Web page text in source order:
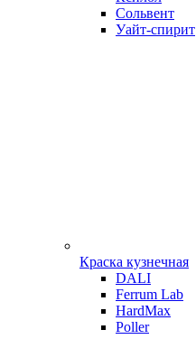
Сольвент
Уайт-спирит
Краска кузнечная
DALI
Ferrum Lab
HardMax
Poller